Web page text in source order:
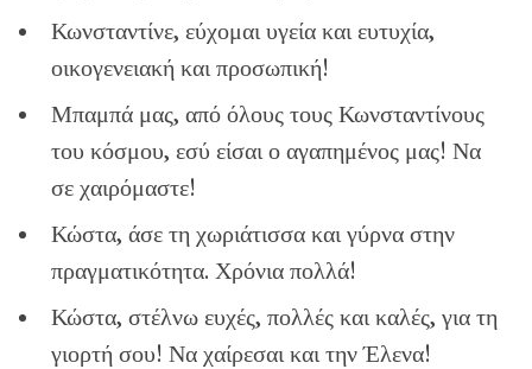
Κωνσταντίνε, εύχομαι υγεία και ευτυχία,
οικογενειακή και προσωπική!
Μπαμπά μας, από όλους τους Κωνσταντίνους
του κόσμου, εσύ είσαι ο αγαπημένος μας! Να
σε χαιρόμαστε!
Κώστα, άσε τη χωριάτισσα και γύρνα στην
πραγματικότητα. Χρόνια πολλά!
Κώστα, στέλνω ευχές, πολλές και καλές, για τη
γιορτή σου! Να χαίρεσαι και την Έλενα!